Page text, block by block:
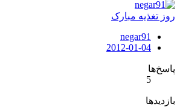
روز تغذیه مبارک
negar91
2012-01-04
پاسخ‌ها
5
بازدیدها